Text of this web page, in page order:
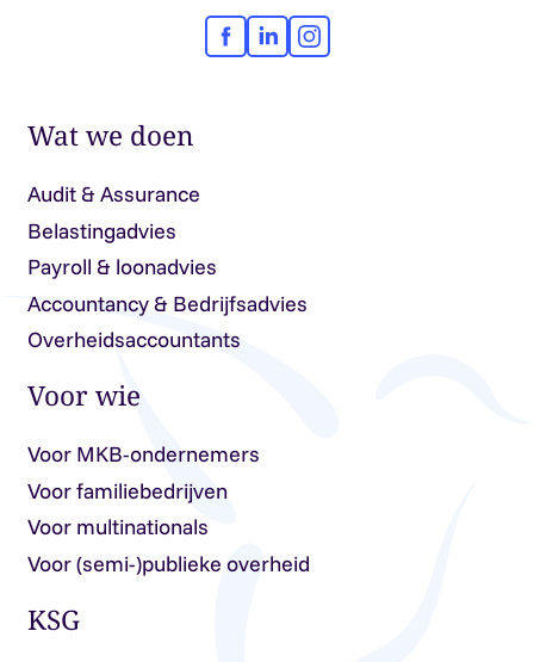
Facebook
LinkedInInstagram
Wat we doen
Audit & Assurance
Belastingadvies
Payroll & loonadvies
Accountancy & Bedrijfsadvies
Overheidsaccountants
Voor wie
Voor MKB-ondernemers
Voor familiebedrijven
Voor multinationals
Voor (semi-)publieke overheid
KSG